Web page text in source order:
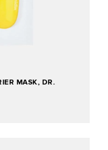
MASK, DR.